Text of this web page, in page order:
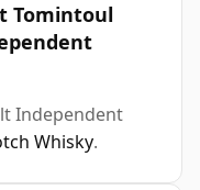
Tomintoul
Independent
Whisky.